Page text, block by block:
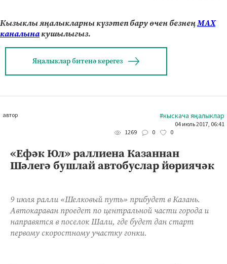
Кызыклы яңалыкларны күзәтеп бару өчен безнеңМАХ
каналынакушылыгыз.
Яңалыклар битенә керегез
автор #кыскача яңалыклар
04 июль 2017, 06:41
1269
0 0
«Ефәк Юл» раллиена Казаннан
Шәлегә бушлай автобуслар йөриячәк
9 июля ралли «Шелковый путь» прибудет в Казань.
Автокараван проедет по центральной части города и
направятся в поселок Шали, где будет дан старт
первому скоростному участку гонки.